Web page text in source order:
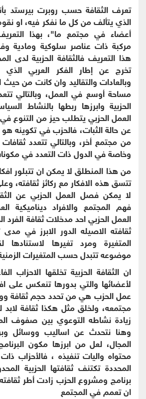
تعرف الثقافة حسب روبرت بيرستد
الذي يتألف من كل ما نفكر فيه، او
أعضاء في مجتمع ما"، بهذا
مركبة ذات عناصر سلوكية ومادية
هذا التعريف فالثقافة الحزبية لدى
تخرج عن إطار الفكر العربي الذي
وبالعادات والتقاليد وان كانت من حيث
مساحة أوسع في العمل، وبالتالي
الحزبية وابرزها ربطها بالنشاط
العمل الحزبي يتطلب حيز من التنوع في
عن حالة الثبات، فالحزب في تكوينه
من مجتمع أخر، وبالتالي تتعدد ثقافات
وخاصة في الدول ذات التعدد في
من هذا المنطلق لا يمكن ان تتبلور
تتسق هذه الافكار مع ركائز
لا يمكن فصل العمل الحزبي عن
فهم المجتمع والافراد ديناميكية
العمل الحزبي احد مدخلات ثقافة الفرد
ثقافته الاصيله الدور الابرز في مدى
المتغيرة ومرد تغيرها لاستنادها
موضوعه تتبدل حسب المتغيرات الزمنية
ان الثقافة الحزبية تخلقها الاحزاب
لأعضائها والتي بدورها تنعكس على
عمل الحزب هي من تحدد حجم ثقافة
مجتمعه، ولخلق مثل هكذا ثقافة لابد
زيادة نشاطه التوعوي بين صفوف
وهنا نتحدث عن اساليب ووسائل
المجال، لعل من ابرزها مكون
محتواه واليات تنفيذه ، فالأحزاب
المحددة تكتنف ثقافتها الحزبية
برنامج ومشروع الحزب زادت أطر
ان تعمم في المجتمع